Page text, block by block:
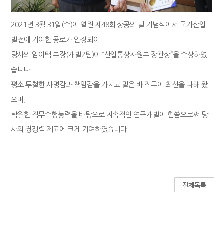
2021년 3월 31일(수)에 열린 제48회 상공의 날 기념식에서 국가산업
발전에 기여한 공로가 인정되어
당사의 임이택 부장(개발2팀)이 ​“산업통상자원부 장관상”을 수상하였
습니다.
평소 투철한 사명감과 책임감을 가지고 맡은 바 직무에 최선을 다해 왔
으며,
탁월한 직무수행능력을 바탕으로 지속적인 연구개발에 힘씀으로써 당
사의 경쟁력 제고에 크게 기여하였습니다.